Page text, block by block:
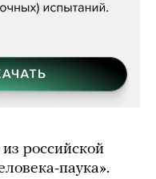
российской
паука».